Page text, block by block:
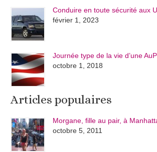
Conduire en toute sécurité aux
février 1, 2023
Journée type de la vie d’une
octobre 1, 2018
Articles populaires
Morgane, fille au pair, à
octobre 5, 2011